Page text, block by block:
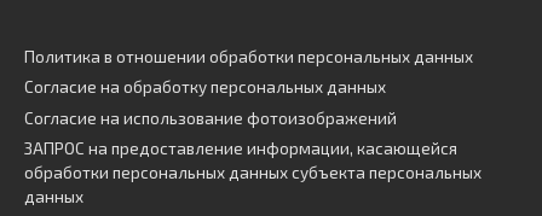
Политика в отношении обработки персональных данных
Согласие на обработку персональных данных
Согласие на использование фотоизображений
ЗАПРОС на предоставление информации, касающейся
обработки персональных данных субъекта персональных
данных